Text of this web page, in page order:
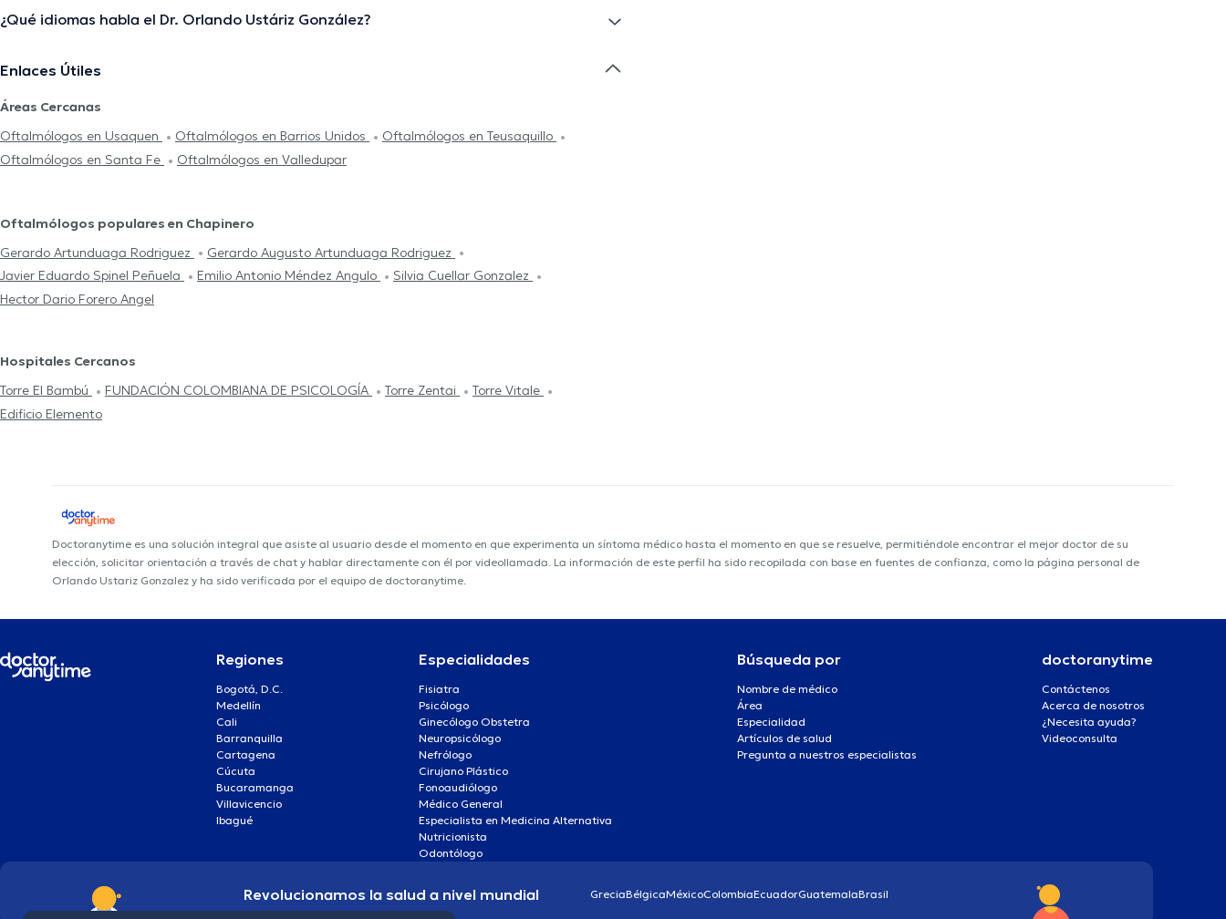
¿Qué idiomas habla el Dr. Orlando Ustáriz González?
Enlaces Útiles
Áreas Cercanas
Oftalmólogos en Usaquen
Oftalmólogos en Barrios Unidos
Oftalmólogos en Teusaquillo
Oftalmólogos en Santa Fe
Oftalmólogos en Valledupar
Oftalmólogos populares en Chapinero
Gerardo Artunduaga Rodriguez
Gerardo Augusto Artunduaga Rodriguez
Javier Eduardo Spinel Peñuela
Emilio Antonio Méndez Angulo
Silvia Cuellar Gonzalez
Hector Dario Forero Angel
Hospitales Cercanos
Torre El Bambú
FUNDACIÓN COLOMBIANA DE PSICOLOGÍA Torre Zentai
Torre Vitale
Edificio Elemento
Doctoranytime es una solución integral que asiste al usuario desde el momento en que experimenta un síntoma médico hasta el momento en que se resuelve, permitiéndole encontrar el mejor doctor de su
elección, solicitar orientación a través de chat y hablar directamente con él por videollamada. La información de este perfil ha sido recopilada con base en fuentes de confianza, como la página personal de
Orlando Ustariz Gonzalez y ha sido verificada por el equipo de doctoranytime.
Regiones
Bogotá, D.C.
Medellín
Cali
Barranquilla
Cartagena
Cúcuta
Bucaramanga
Villavicencio
Ibagué
Especialidades
Fisiatra
Psicólogo
Ginecólogo Obstetra
Neuropsicólogo
Nefrólogo
Cirujano Plástico
Fonoaudiólogo
Médico General
Especialista en Medicina Alternativa
Nutricionista
Odontólogo
Búsqueda por
Nombre de médico
Área
Especialidad
Artículos de salud
Pregunta a nuestros especialistas
doctoranytime
Contáctenos
Acerca de nosotros
¿Necesita ayuda?
Videoconsulta
Revolucionamos la salud a nivel mundial GreciaBélgicaMéxicoColombiaEcuadorGuatemalaBrasil